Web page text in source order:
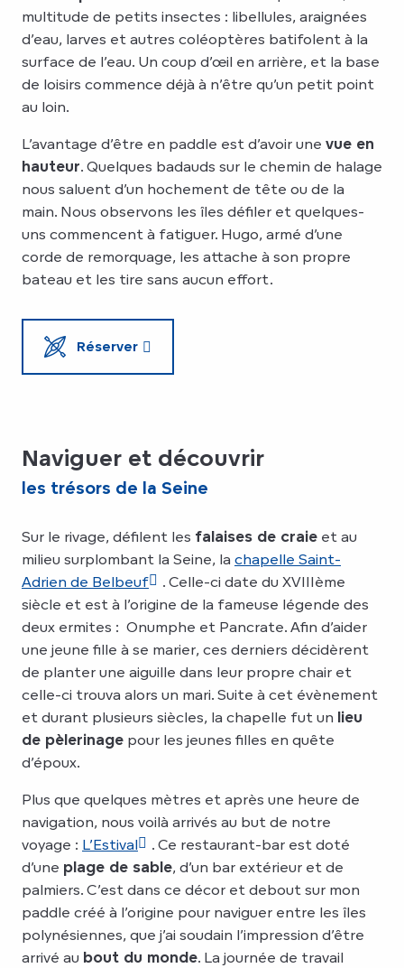
multitude de petits insectes : libellules, araignées
d’eau, larves et autres coléoptères batifolent à la
surface de l’eau. Un coup d’œil en arrière, et la base
de loisirs commence déjà à n’être qu’un petit point
au loin.
L’avantage d’être en paddle est d’avoir une vue en
hauteur. Quelques badauds sur le chemin de halage
nous saluent d’un hochement de tête ou de la
main. Nous observons les îles défiler et quelques-
uns commencent à fatiguer. Hugo, armé d’une
corde de remorquage, les attache à son propre
bateau et les tire sans aucun effort.
Réserver
Naviguer et découvrir
les trésors de la Seine
Sur le rivage, défilent les falaises de craie et au
milieu surplombant la Seine, la chapelle Saint-
Adrien de Belbeuf
. Celle-ci date du XVIIIème
siècle et est à l’origine de la fameuse légende des
deux ermites : Onumphe et Pancrate. Afin d’aider
une jeune fille à se marier, ces derniers décidèrent
de planter une aiguille dans leur propre chair et
celle-ci trouva alors un mari. Suite à cet évènement
et durant plusieurs siècles, la chapelle fut un lieu
de pèlerinage pour les jeunes filles en quête
d’époux.
Plus que quelques mètres et après une heure de
navigation, nous voilà arrivés au but de notre
voyage : L’Estival
. Ce restaurant-bar est doté
d’une plage de sable, d’un bar extérieur et de
palmiers. C’est dans ce décor et debout sur mon
paddle créé à l’origine pour naviguer entre les îles
polynésiennes, que j’ai soudain l’impression d’être
arrivé au bout du monde. La journée de travail